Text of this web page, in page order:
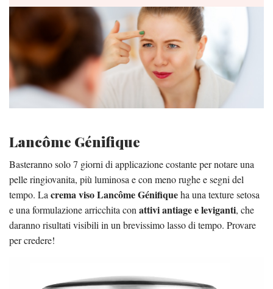
Lancôme Génifique
Basteranno solo 7 giorni di applicazione costante per notare una
pelle ringiovanita, più luminosa e con meno rughe e segni del
tempo. Lacrema viso Lancôme Génifiqueha una texture setosa
e una formulazione arricchita conattivi antiage e leviganti, che
daranno risultati visibili in un brevissimo lasso di tempo. Provare
per credere!